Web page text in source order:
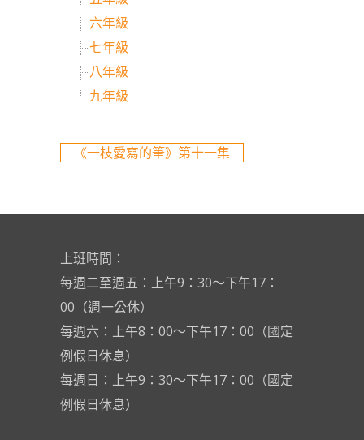
六年級
七年級
八年級
九年級
《一枝愛寫的筆》第十一集
上班時間：
每週二至週五：上午9：30～下午17：
00（週一公休）
每週六：上午8：00～下午17：00（國定
例假日休息）
每週日：上午9：30～下午17：00（國定
例假日休息）